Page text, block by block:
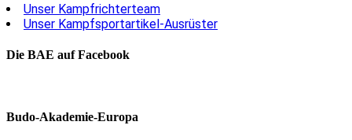
Unser Kampfrichterteam
Unser Kampfsportartikel-Ausrüster
Die BAE auf Facebook
Budo-Akademie-Europa